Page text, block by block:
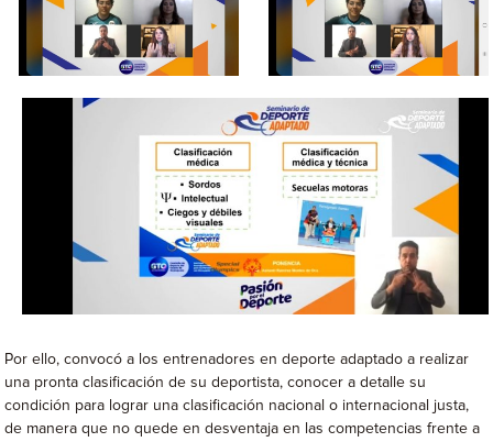
Por ello, convocó a los entrenadores en deporte adaptado a realizar
una pronta clasificación de su deportista, conocer a detalle su
condición para lograr una clasificación nacional o internacional justa,
de manera que no quede en desventaja en las competencias frente a